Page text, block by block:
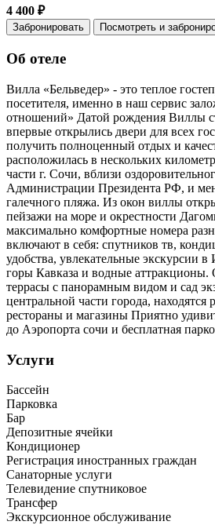
4 400 ₽
Забронировать Посмотреть и
Об отеле
Вилла «Бельведер» - это теплое
посетителя, именно в наш сервис
отношений» Датой рождения Виллы
впервые открылись двери для всех
получить полноценный отдых и
расположилась в нескольких
части г. Сочи, вблизи
Администрации Президента РФ, и
галечного пляжа. Из окон виллы
пейзажи на море и окрестности
максимально комфортные номера
включают в себя: спутников тв,
удобства, увлекательные экскурсии
горы Кавказа и водные
террасы с панорамным видом и сад
центральной части города, находятся
рестораны и магазины Приятно
до Аэропорта сочи и бесплатная
Услуги
Бассейн
Парковка
Бар
Депозитные ячейки
Кондиционер
Регистрация иностранных граждан
Санаторные услуги
Телевидение спутниковое
Трансфер
Экскурсионное обслуживание